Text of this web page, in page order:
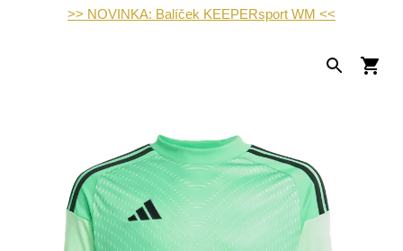
>> NOVINKA: Balíček KEEPERsport WM <<